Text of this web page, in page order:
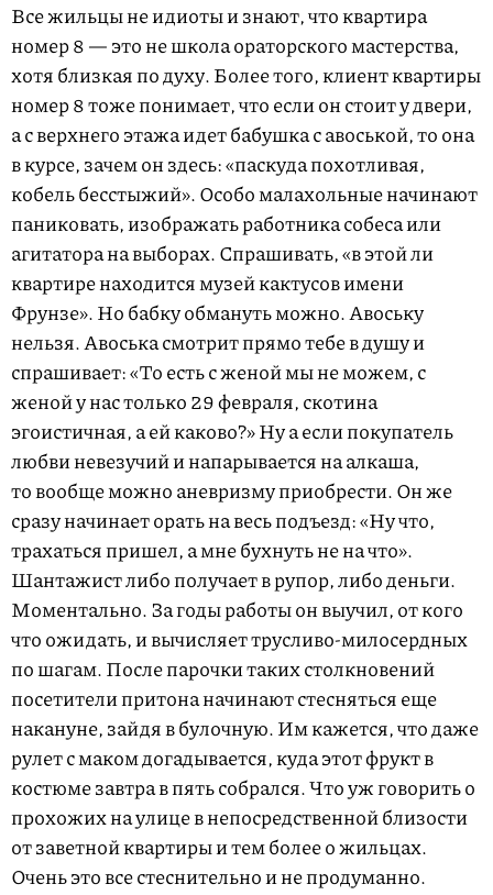
Все жильцы не идиоты и знают, что квартира
номер 8 — это не школа ораторского мастерства,
хотя близкая по духу. Более того, клиент квартиры
номер 8 тоже понимает, что если он стоит у двери,
а с верхнего этажа идет бабушка с авоськой, то она
в курсе, зачем он здесь: «паскуда похотливая,
кобель бесстыжий». Особо малахольные начинают
паниковать, изображать работника собеса или
агитатора на выборах. Спрашивать, «в этой ли
квартире находится музей кактусов имени
Фрунзе». Но бабку обмануть можно. Авоську
нельзя. Авоська смотрит прямо тебе в душу и
спрашивает: «То есть с женой мы не можем, с
женой у нас только 29 февраля, скотина
эгоистичная, а ей каково?» Ну а если покупатель
любви невезучий и напарывается на алкаша,
то вообще можно аневризму приобрести. Он же
сразу начинает орать на весь подъезд: «Ну что,
трахаться пришел, а мне бухнуть не на что».
Шантажист либо получает в рупор, либо деньги.
Моментально. За годы работы он выучил, от кого
что ожидать, и вычисляет трусливо-милосердных
по шагам. После парочки таких столкновений
посетители притона начинают стесняться еще
накануне, зайдя в булочную. Им кажется, что даже
рулет с маком догадывается, куда этот фрукт в
костюме завтра в пять собрался. Что уж говорить о
прохожих на улице в непосредственной близости
от заветной квартиры и тем более о жильцах.
Очень это все стеснительно и не продуманно.